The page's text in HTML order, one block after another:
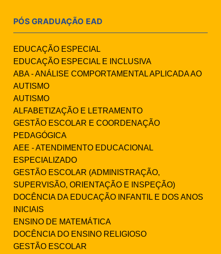
PÓS GRADUAÇÃO EAD
EDUCAÇÃO ESPECIAL
EDUCAÇÃO ESPECIAL E INCLUSIVA
ABA - ANÁLISE COMPORTAMENTAL APLICADA AO
AUTISMO
AUTISMO
ALFABETIZAÇÃO E LETRAMENTO
GESTÃO ESCOLAR E COORDENAÇÃO
PEDAGÓGICA
AEE - ATENDIMENTO EDUCACIONAL
ESPECIALIZADO
GESTÃO ESCOLAR (ADMINISTRAÇÃO,
SUPERVISÃO, ORIENTAÇÃO E INSPEÇÃO)
DOCÊNCIA DA EDUCAÇÃO INFANTIL E DOS ANOS
INICIAIS
ENSINO DE MATEMÁTICA
DOCÊNCIA DO ENSINO RELIGIOSO
GESTÃO ESCOLAR